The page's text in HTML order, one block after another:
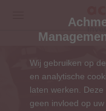
Wij gebruiken op
en analytische
laten werken.
geen invloed op